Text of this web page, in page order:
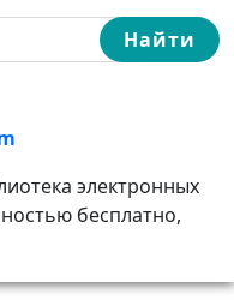
Найти
электронных
бесплатно,